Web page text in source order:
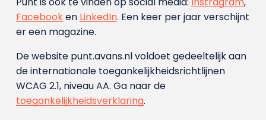
Facebooken LinkedIn. Een keer per jaar verschijnt
er een magazine.
De website punt.avans.nl voldoet gedeeltelijk aan
de internationale toegankelijkheidsrichtlijnen
WCAG 2.1, niveau AA. Ga naar de
toegankelijkheidsverklaring.